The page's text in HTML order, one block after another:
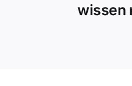
wissen